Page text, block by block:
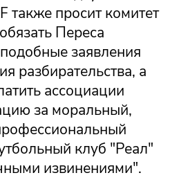
также просит комитет
Переса
заявления
разбирательства, а
ассоциации
за моральный,
клуб "Реал"
извинениями".